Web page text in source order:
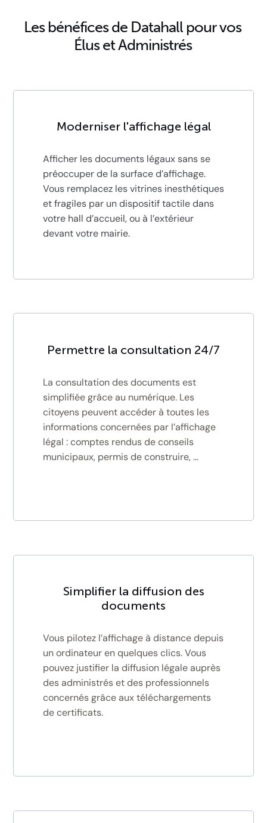
Les bénéfices de Datahall pour vos
Élus et Administrés
Moderniser l'affichage légal
Afficher les documents légaux sans se
préoccuper de la surface d’affichage.
Vous remplacez les vitrines inesthétiques
et fragiles par un dispositif tactile dans
votre hall d’accueil, ou à l’extérieur
devant votre mairie.
Permettre la consultation 24/7
La consultation des documents est
simplifiée grâce au numérique. Les
citoyens peuvent accéder à toutes les
informations concernées par l’affichage
légal : comptes rendus de conseils
municipaux, permis de construire, …
Simplifier la diffusion des
documents
Vous pilotez l’affichage à distance depuis
un ordinateur en quelques clics. Vous
pouvez justifier la diffusion légale auprès
des administrés et des professionnels
concernés grâce aux téléchargements
de certificats.